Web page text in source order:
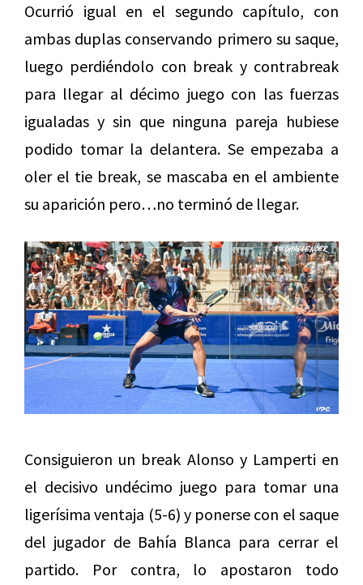
Ocurrió igual en el segundo capítulo, con
ambas duplas conservando primero su saque,
luego perdiéndolo con break y contrabreak
para llegar al décimo juego con las fuerzas
igualadas y sin que ninguna pareja hubiese
podido tomar la delantera. Se empezaba a
oler el tie break, se mascaba en el ambiente
su aparición pero…no terminó de llegar.
Consiguieron un break Alonso y Lamperti en
el decisivo undécimo juego para tomar una
ligerísima ventaja (5-6) y ponerse con el saque
del jugador de Bahía Blanca para cerrar el
partido. Por contra, lo apostaron todo